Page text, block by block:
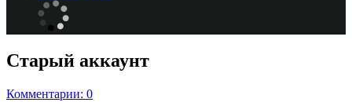
Старый аккаунт
Комментарии: 0